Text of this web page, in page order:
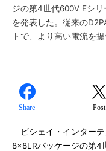
ジの第4世代600V Eシリ
を発表した。従来の
トで、より高い電流を提
Share Post
ビシェイ・インター
8×8LRパッケージの第4